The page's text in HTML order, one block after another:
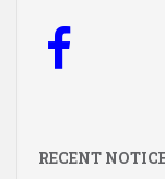
RECENT